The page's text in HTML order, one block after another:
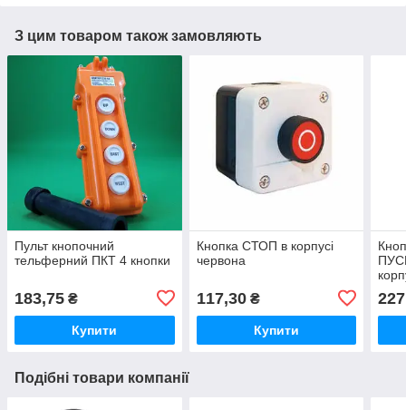
З цим товаром також замовляють
Пульт кнопочний
тельферний ПКТ 4 кнопки
183,75 ₴
Купити
Кнопка СТОП в корпусі
червона
117,30₴
Купити
Подібні товари компанії